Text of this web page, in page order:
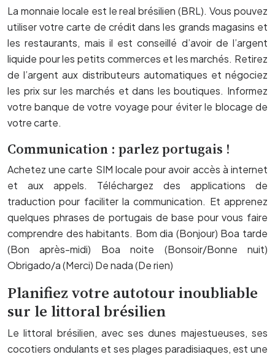
La monnaie locale est le real brésilien (BRL). Vous pouvez
utiliser votre carte de crédit dans les grands magasins et
les restaurants, mais il est conseillé d’avoir de l’argent
liquide pour les petits commerces et les marchés. Retirez
de l’argent aux distributeurs automatiques et négociez
les prix sur les marchés et dans les boutiques. Informez
votre banque de votre voyage pour éviter le blocage de
votre carte.
Communication : parlez portugais !
Achetez une carte SIM locale pour avoir accès à internet
et aux appels. Téléchargez des applications de
traduction pour faciliter la communication. Et apprenez
quelques phrases de portugais de base pour vous faire
comprendre des habitants. Bom dia (Bonjour) Boa tarde
(Bon après-midi) Boa noite (Bonsoir/Bonne nuit)
Obrigado/a (Merci) De nada (De rien)
Planifiez votre autotour inoubliable
sur le littoral brésilien
Le littoral brésilien, avec ses dunes majestueuses, ses
cocotiers ondulants et ses plages paradisiaques, est une